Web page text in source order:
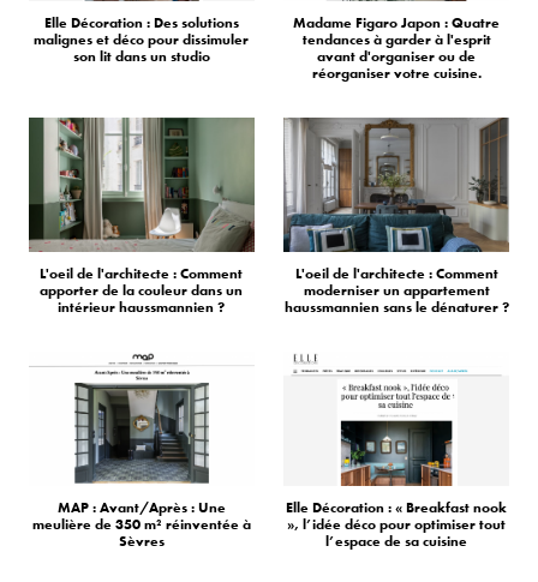
Elle Décoration : Des solutions
malignes et déco pour dissimuler
son lit dans un studio
Madame Figaro Japon : Quatre
tendances à garder à l'esprit
avant d'organiser ou de
réorganiser votre cuisine.
L'oeil de l'architecte : Comment
apporter de la couleur dans un
intérieur haussmannien ?
L'oeil de l'architecte : Comment
moderniser un appartement
haussmannien sans le dénaturer ?
MAP : Avant/Après : Une
meulière de 350 m² réinventée à
Sèvres
Elle Décoration : « Breakfast nook
», l’idée déco pour optimiser tout
l’espace de sa cuisine